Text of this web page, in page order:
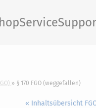
Service
§ 170 FGO (weggefallen)
« Inhaltsübersicht